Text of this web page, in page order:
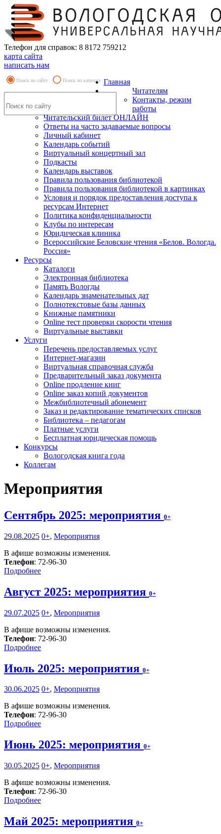
Телефон для справок: 8 8172 759212
карта сайта
написать нам
Поиск по сайту Поиск по каталогу Главная
Читателям
Контакты, режим
работы
Читательский билет ОНЛАЙН
Ответы на часто задаваемые вопросы
Личный кабинет
Календарь событий
Виртуальный концертный зал
Подкасты
Календарь выставок
Правила пользования библиотекой
Правила пользования библиотекой в картинках
Условия и порядок предоставления доступа к
ресурсам Интернет
Политика конфиденциальности
Клубы по интересам
Юридическая клиника
Всероссийские Беловские чтения «Белов. Вологда.
Россия»
Ресурсы
Каталоги
Электронная библиотека
Память Вологды
Календарь знаменательных дат
Полнотекстовые базы данных
Книжные памятники
Online тест проверки скорости чтения
Виртуальные выставки
Услуги
Перечень предоставляемых услуг
Интернет-магазин
Виртуальная справочная служба
Предварительный заказ документа
Online продление книг
Online заказ копий документов
Межбиблиотечный абонемент
Заказ и редактирование тематических списков
Библиотека – педагогам
Платные услуги
Бесплатная юридическая помощь
Конкурсы
Вологодская книга года
Коллегам
Мероприятия
Сентябрь 2025: мероприятия 0+
29.08.2025 0+, Мероприятия
В афише возможны изменения.
Телефон: 72-96-30
Подробнее
Август 2025: мероприятия 0+
29.07.2025 0+, Мероприятия
В афише возможны изменения.
Телефон: 72-96-30
Подробнее
Июль 2025: мероприятия 0+
30.06.2025 0+, Мероприятия
В афише возможны изменения.
Телефон: 72-96-30
Подробнее
Июнь 2025: мероприятия 0+
30.05.2025 0+, Мероприятия
В афише возможны изменения.
Телефон: 72-96-30
Подробнее
Май 2025: мероприятия 0+